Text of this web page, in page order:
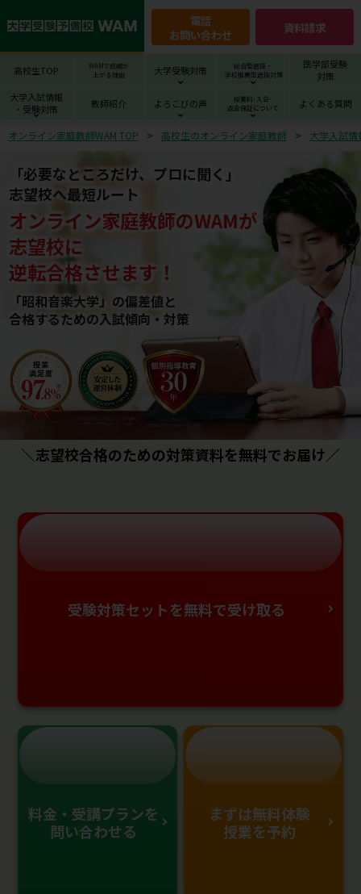
電話
お問い合わせ
資料請求
高校生TOP
WAMで成績が
上がる理由
大学受験対策
総合型選抜・
学校推薦型選抜対策
医学部受験
対策
大学入試情報
・受験対策
教師紹介 よろこびの声
授業料･入会･
返金保証について
よくある質問
オンライン家庭教師WAM TOP 高校生のオンライン家庭教師 大学入試
「必要なところだけ、プロに聞く」
志望校へ最短ルート
オンライン家庭教師のWAMが
志望校に
逆転合格させます！
「昭和音楽大学」の偏差値と
合格するための⼊試傾向・対策
＼志望校合格のための対策資料を無料でお届け／
受験対策セットを無料で受け取る
料金・受講プランを
問い合わせる
まずは無料体験
授業を予約